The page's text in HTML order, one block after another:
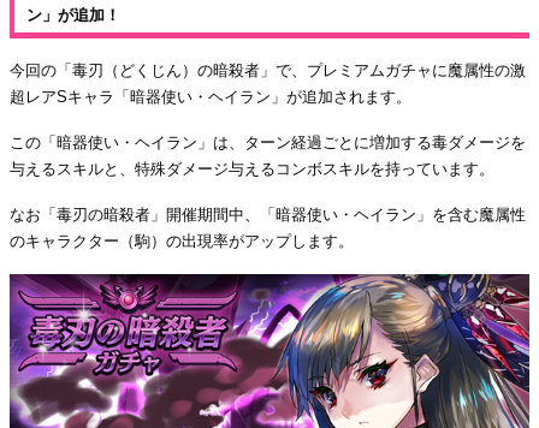
ン」が追加！
今回の「毒刃（どくじん）の暗殺者」で、プレミアムガチャに魔属性の激
超レアSキャラ「暗器使い・ヘイラン」が追加されます。
この「暗器使い・ヘイラン」は、ターン経過ごとに増加する毒ダメージを
与えるスキルと、特殊ダメージ与えるコンボスキルを持っています。
なお「毒刃の暗殺者」開催期間中、「暗器使い・ヘイラン」を含む魔属性
のキャラクター（駒）の出現率がアップします。